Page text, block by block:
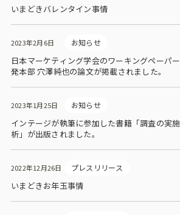
いまどきバレンタイン事情
2023年2月6日 お知らせ
日本マーケティング学会のワーキングペーパ
発本部 穴澤純也の論文が掲載されました。
2023年1月25日 お知らせ
インテージが執筆に参加した書籍「調査の実
析」が出版されました。
2022年12月26日 プレスリリース
いまどきお年玉事情